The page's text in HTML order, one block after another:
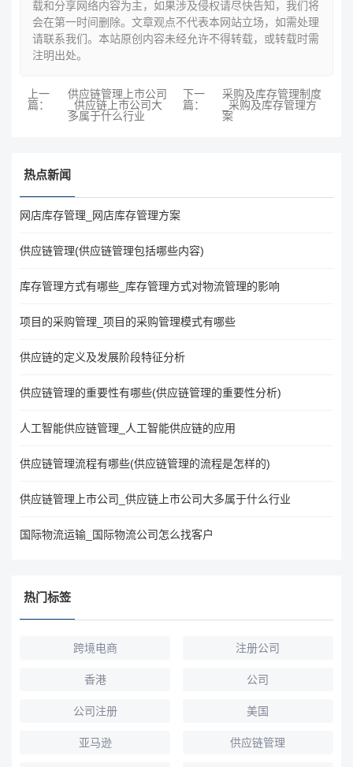
载和分享网络内容为主，如果涉及侵权请尽快告知，我们将
会在第一时间删除。文章观点不代表本网站立场，如需处理
请联系我们。本站原创内容未经允许不得转载，或转载时需
注明出处。
上一
篇：
供应链管理上市公司
_供应链上市公司大
多属于什么行业
下一
篇：
采购及库存管理制度
_采购及库存管理方
案
热点新闻
网店库存管理_网店库存管理方案
供应链管理(供应链管理包括哪些内容)
库存管理方式有哪些_库存管理方式对物流管理的影响
项目的采购管理_项目的采购管理模式有哪些
供应链的定义及发展阶段特征分析
供应链管理的重要性有哪些(供应链管理的重要性分析)
人工智能供应链管理_人工智能供应链的应用
供应链管理流程有哪些(供应链管理的流程是怎样的)
供应链管理上市公司_供应链上市公司大多属于什么行业
国际物流运输_国际物流公司怎么找客户
热门标签
跨境电商 注册公司
香港 公司
公司注册 美国
亚马逊 供应链管理